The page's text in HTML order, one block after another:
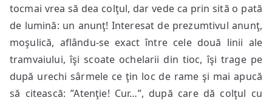
tocmai vrea să dea colţul, dar vede ca prin sită o pată
de lumină: un anunţ! Interesat de prezumtivul anunţ,
moşulică, aflându-se exact între cele două linii ale
tramvaiului, îşi scoate ochelarii din tioc, îşi trage pe
după urechi sârmele ce ţin loc de rame şi mai apucă
să citească: ”Atenţie! Cur…”, după care dă colţul cu